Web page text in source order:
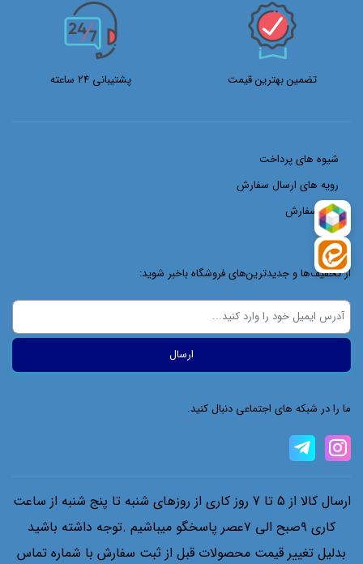
تضمین بهترین قیمت پشتیبانی 24 ساعته
شیوه های پرداخت
رویه های ارسال سفارش
ثبت سفارش
از تخفیف‌ها و جدیدترین‌های فروشگاه باخبر شوید:
ما را در شبکه های اجتماعی دنبال کنید.
ارسال کالا از 5 تا 7 روز کاری از روزهای شنبه تا پنج شنبه از ساعت
کاری ۹صبح الی ۷عصر پاسخگو میباشیم .توجه داشته باشید
بدلیل تغییر قیمت محصولات قبل از ثبت سفارش با شماره تماس